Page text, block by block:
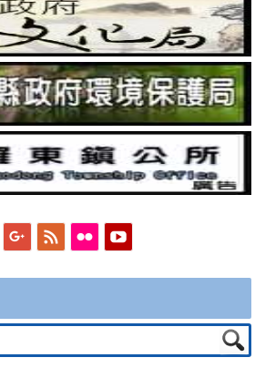
FacebookGoogleplus
Feed Flickr